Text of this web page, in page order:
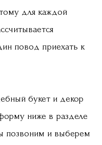
для каждой
повод приехать к
букет и декор
ниже в разделе
позвоним и выберем